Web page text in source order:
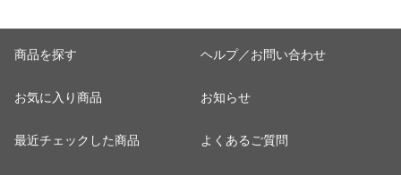
商品を探す
お気に入り商品
最近チェックした商品
ヘルプ／お問い合わせ
お知らせ
よくあるご質問